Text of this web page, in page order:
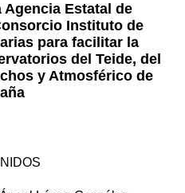
Estatal de
Instituto de
para facilitar la
del Teide, del
y Atmosférico de